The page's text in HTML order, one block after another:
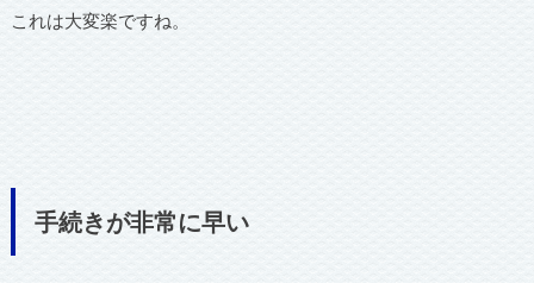
これは大変楽ですね。
手続きが非常に早い